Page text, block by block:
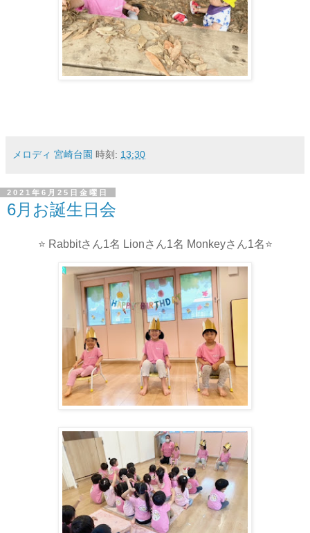
メロディ 宮崎台園 時刻: 13:30
2021年6月25日金曜日
6月お誕生日会
⭐ Rabbitさん1名 Lionさん1名 Monkeyさん1名⭐